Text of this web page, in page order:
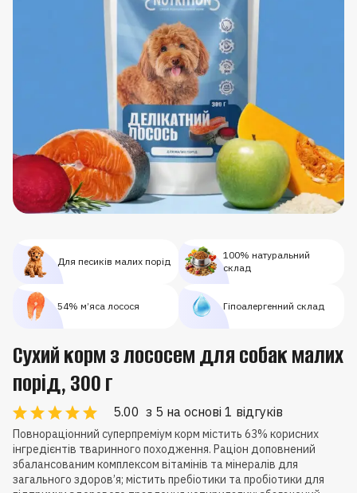
Для песиків малих порід
100% натуральний
склад
54% м’яса лосося Гіпоалергенний склад
Сухий корм з лососем для собак малих
порід, 300 г
5.00 з 5 на основі 1 відгуків
Повнораціонний суперпреміум корм містить 63% корисних
інгредієнтів тваринного походження. Раціон доповнений
збалансованим комплексом вітамінів та мінералів для
загального здоров’я; містить пребіотики та пробіотики для